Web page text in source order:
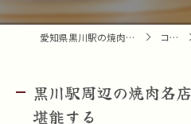
愛知県黒川駅の焼肉なら焼肉 牛炭 コラム
黒川駅周辺の焼肉名
堪能する